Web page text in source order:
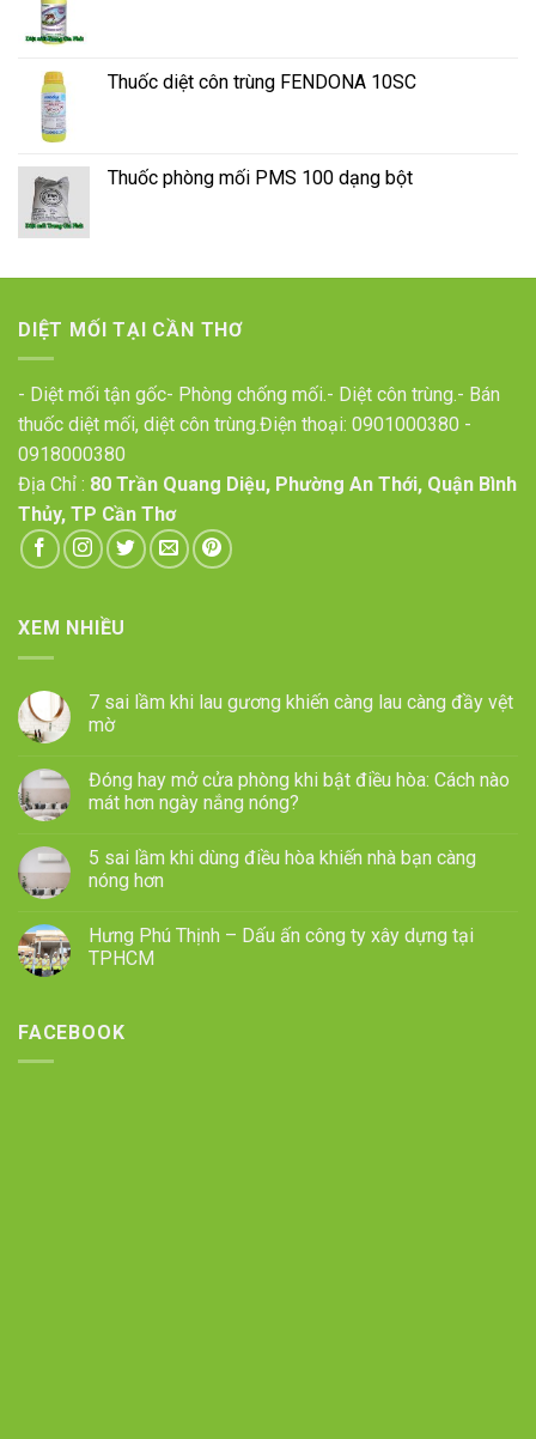
Thuốc diệt côn trùng FENDONA 10SC
Thuốc phòng mối PMS 100 dạng bột
DIỆT MỐI TẠI CẦN THƠ
- Diệt mối tận gốc- Phòng chống mối.- Diệt côn trùng.- Bán
thuốc diệt mối, diệt côn trùng.Điện thoại: 0901000380 -
0918000380
Địa Chỉ : 80 Trần Quang Diệu, Phường An Thới, Quận Bình
Thủy, TP Cần Thơ
XEM NHIỀU
7 sai lầm khi lau gương khiến càng lau càng đầy vệt
mờ
Đóng hay mở cửa phòng khi bật điều hòa: Cách nào
mát hơn ngày nắng nóng?
5 sai lầm khi dùng điều hòa khiến nhà bạn càng
nóng hơn
Hưng Phú Thịnh – Dấu ấn công ty xây dựng tại
TPHCM
FACEBOOK